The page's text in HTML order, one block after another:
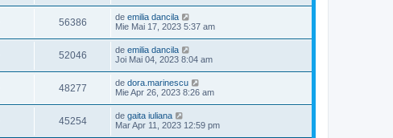
56386 de emilia dancila
Mie Mai 17, 2023 5:37 am
52046 de emilia dancila
Joi Mai 04, 2023 8:04 am
48277 de dora.marinescu
Mie Apr 26, 2023 8:26 am
45254 de gaita iuliana
Mar Apr 11, 2023 12:59 pm